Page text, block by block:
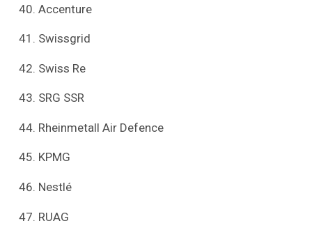
Accenture
Swissgrid
Swiss Re
SRG SSR
Rheinmetall Air Defence
KPMG
Nestlé
RUAG